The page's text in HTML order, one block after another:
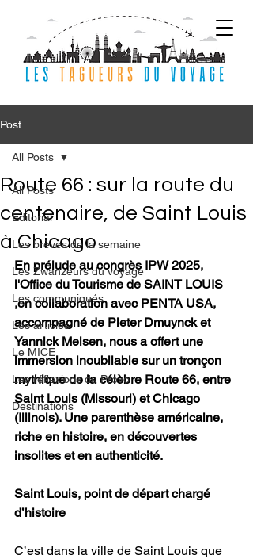
Post
All Posts
Editorial
Les brèves de la semaine
Les Zwanzeurs du voyage
Les communiqués
Les articles
Le MICE
Les réflexions du Provo
Destinations
All Posts
Route 66 : sur la route du
centenaire, de Saint Louis
à Chicago
En prélude au congrès IPW 2025,
l'Office du Tourisme de SAINT LOUIS
,en collaboration avec PENTA USA,
accompagné de Pieter Dmuynck et
Yannick Melsen, nous a offert une
immersion inoubliable sur un tronçon
mythique de la célèbre Route 66, entre
Saint Louis (Missouri) et Chicago
(Illinois). Une parenthèse américaine,
riche en histoire, en découvertes
insolites et en authenticité.
Saint Louis, point de départ chargé
d’histoire
C’est dans la ville de Saint Louis que